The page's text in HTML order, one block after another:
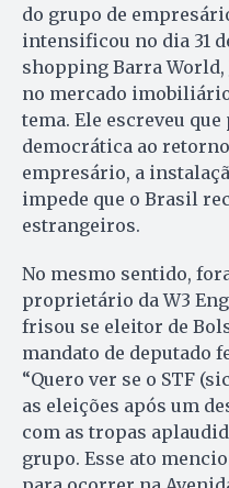
do grupo de
intensificou no dia 31
shopping Barra World,
no mercado
tema. Ele escreveu
democrática ao
empresário, a
impede que o Brasil
estrangeiros.
No mesmo sentido,
proprietário da W3
frisou se eleitor de
mandato de deputado
“Quero ver se o STF
as eleições após um
com as tropas
grupo. Esse ato